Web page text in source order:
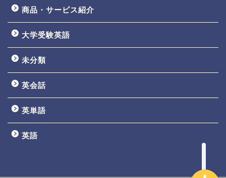
商品・サービス紹介
大学受験英語
未分類
英会話
英単語
英語
TOEIC3ヵ月で800点講座